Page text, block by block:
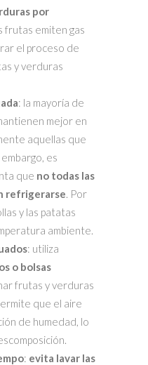
por
frutas emiten gas
el proceso de
y verduras
: la mayoría de
mejor en
aquellas que
es
que no todas las
refrigerarse. Por
y las patatas
ambiente.
: utiliza
o bolsas
frutas y verduras
que el aire
de humedad, lo
: evita lavar las